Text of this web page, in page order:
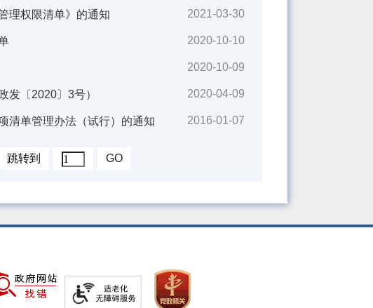
理权限清单》的通知 2021-03-30
2020-10-10
2020-10-09
发〔2020〕3号） 2020-04-09
清单管理办法（试行）的通知 2016-01-07
跳转到 GO